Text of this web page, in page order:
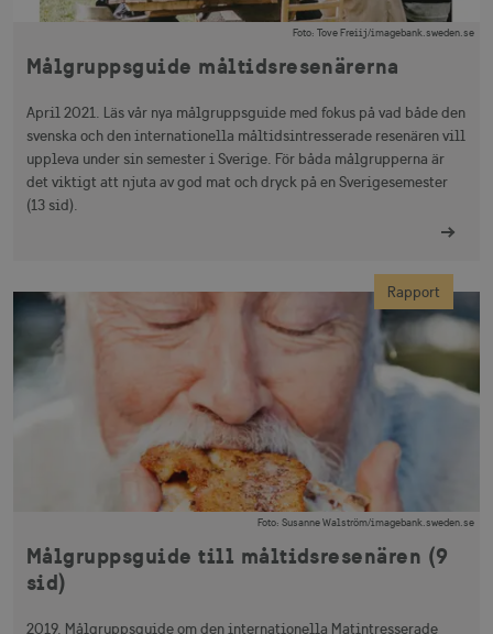
Foto: Tove Freiij/imagebank.sweden.se
Målgruppsguide måltidsresenärerna
April 2021. Läs vår nya målgruppsguide med fokus på vad både den
svenska och den internationella måltidsintresserade resenären vill
uppleva under sin semester i Sverige. För båda målgrupperna är
det viktigt att njuta av god mat och dryck på en Sverigesemester
(13 sid).
Foto: Susanne Walström/imagebank.sweden.se
Rapport
Målgruppsguide till måltidsresenären (9
sid)
2019. Målgruppsguide om den internationella Matintresserade